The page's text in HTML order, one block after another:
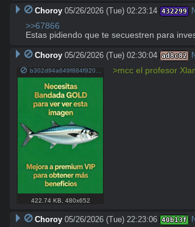
Choroy 05/26/2026 (Tue) 02:23:14 432299
>>67866
Estas pidiendo que te secuestren para
Choroy 05/26/2026 (Tue) 02:30:04 ad8c82
422.74 KB 480x652
>mcc el profesor
Choroy 05/26/2026 (Tue) 22:23:06 40b13f